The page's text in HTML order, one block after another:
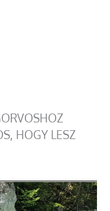
HOGY LESZ